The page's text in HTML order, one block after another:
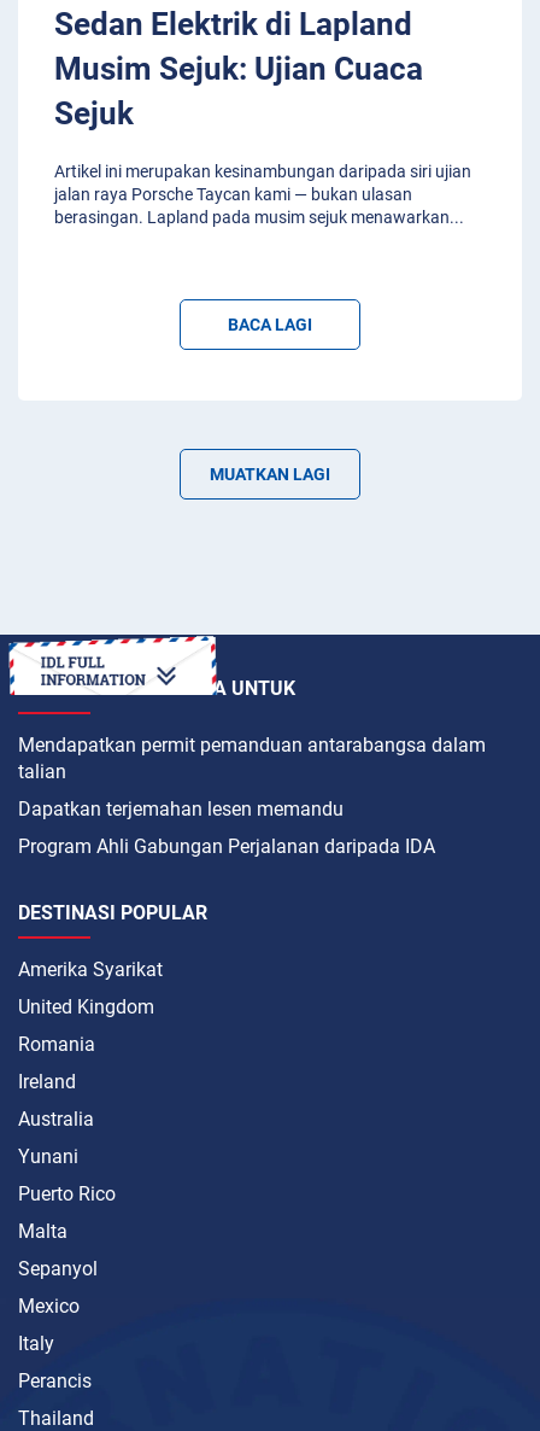
Sedan Elektrik di Lapland
Musim Sejuk: Ujian Cuaca
Sejuk
Artikel ini merupakan kesinambungan daripada siri ujian
jalan raya Porsche Taycan kami — bukan ulasan
berasingan. Lapland pada musim sejuk menawarkan...
BACA LAGI
MUATKAN LAGI
BAGAIMANAKAH CARA UNTUK
Mendapatkan permit pemanduan antarabangsa dalam
talian
Dapatkan terjemahan lesen memandu
Program Ahli Gabungan Perjalanan daripada IDA
DESTINASI POPULAR
Amerika Syarikat
United Kingdom
Romania
Ireland
Australia
Yunani
Puerto Rico
Malta
Sepanyol
Mexico
Italy
Perancis
Thailand